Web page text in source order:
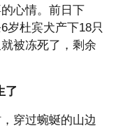
心情。前日下
岁杜宾犬产下18只
被冻死了，剩余
了
穿过蜿蜒的山边